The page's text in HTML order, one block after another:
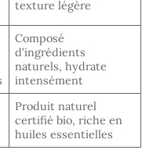
texture légère
Composé
d’ingrédients
naturels, hydrate
intensément
Produit naturel
certifié bio, riche en
huiles essentielles